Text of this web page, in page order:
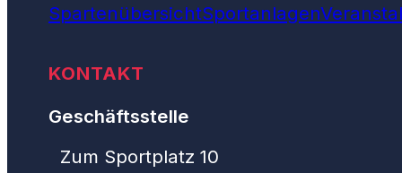
SpartenübersichtSportanlagen
KONTAKT
Geschäftsstelle
Zum Sportplatz 10